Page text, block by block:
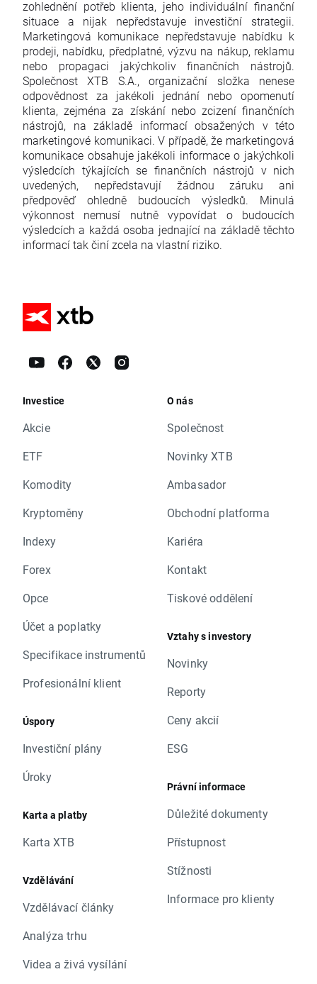
zohlednění potřeb klienta, jeho individuální finanční
situace a nijak nepředstavuje investiční strategii.
Marketingová komunikace nepředstavuje nabídku k
prodeji, nabídku, předplatné, výzvu na nákup, reklamu
nebo propagaci jakýchkoliv finančních nástrojů.
Společnost XTB S.A., organizační složka nenese
odpovědnost za jakékoli jednání nebo opomenutí
klienta, zejména za získání nebo zcizení finančních
nástrojů, na základě informací obsažených v této
marketingové komunikaci. V případě, že marketingová
komunikace obsahuje jakékoli informace o jakýchkoli
výsledcích týkajících se finančních nástrojů v nich
uvedených, nepředstavují žádnou záruku ani
předpověď ohledně budoucích výsledků. Minulá
výkonnost nemusí nutně vypovídat o budoucích
výsledcích a každá osoba jednající na základě těchto
informací tak činí zcela na vlastní riziko.
Investice
Akcie
ETF
Komodity
Kryptoměny
Indexy
Forex
Opce
Účet a poplatky
Specifikace instrumentů
Profesionální klient
Úspory
Investiční plány
Úroky
Karta a platby
Karta XTB
Vzdělávání
Vzdělávací články
Analýza trhu
Videa a živá vysílání
O nás
Společnost
Novinky XTB
Ambasador
Obchodní platforma
Kariéra
Kontakt
Tiskové oddělení
Vztahy s investory
Novinky
Reporty
Ceny akcií
ESG
Právní informace
Důležité dokumenty
Přístupnost
Stížnosti
Informace pro klienty